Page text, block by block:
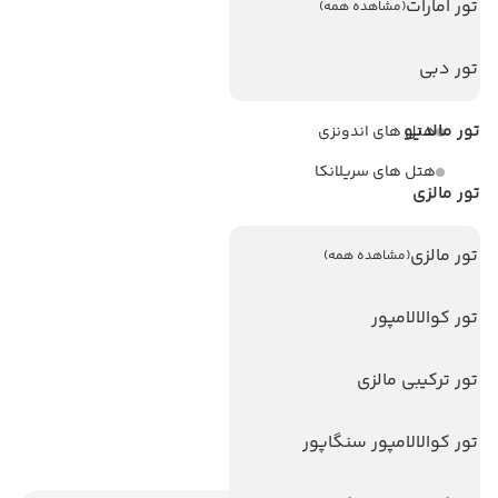
تور امارات(مشاهده همه)
تور دبی
تور مالدیو
تور مالزی
تور مالزی(مشاهده همه)
تور کوالالامپور
تور ترکیبی مالزی
تور کوالالامپور سنگاپور
هتل های آنتالیا
هتل های اندونزی
هتل های سریلانکا
تور آنتالیا
تور بالی
تور سریلانکا